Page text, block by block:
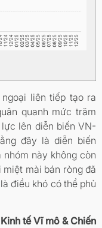
liên tiếp tạo ra
quanh mức trăm
lên diễn biến VN-
đây là diễn biến
này không còn
mài bán ròng đã
điều khó có thể phủ
tế Vĩ mô & Chiến